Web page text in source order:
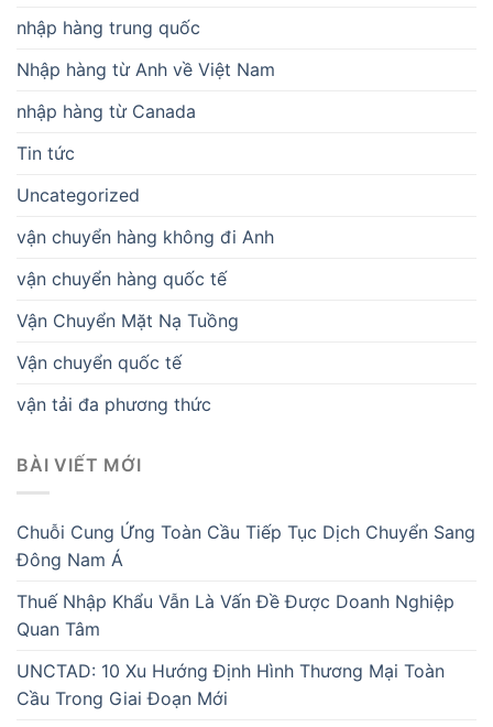
nhập hàng trung quốc
Nhập hàng từ Anh về Việt Nam
nhập hàng từ Canada
Tin tức
Uncategorized
vận chuyển hàng không đi Anh
vận chuyển hàng quốc tế
Vận Chuyển Mặt Nạ Tuồng
Vận chuyển quốc tế
vận tải đa phương thức
BÀI VIẾT MỚI
Chuỗi Cung Ứng Toàn Cầu Tiếp Tục Dịch Chuyển Sang
Đông Nam Á
Thuế Nhập Khẩu Vẫn Là Vấn Đề Được Doanh Nghiệp
Quan Tâm
UNCTAD: 10 Xu Hướng Định Hình Thương Mại Toàn
Cầu Trong Giai Đoạn Mới